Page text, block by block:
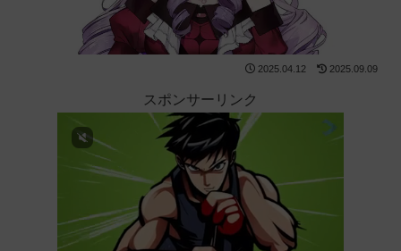
2025.04.12 2025.09.09
スポンサーリンク